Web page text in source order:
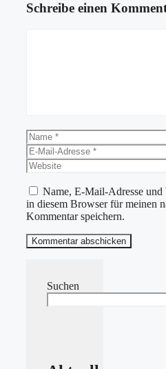
Schreibe einen
Name
E-
Mail-
Adresse
Website
Name, E-Mail-Adresse und
in diesem Browser für meinen
Kommentar speichern.
Suchen